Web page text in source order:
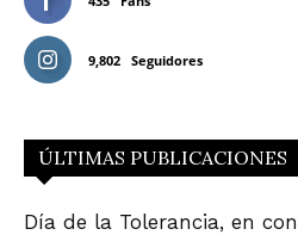
9,802 Seguidores
ÚLTIMAS PUBLICACIONES
Día de la Tolerancia, en